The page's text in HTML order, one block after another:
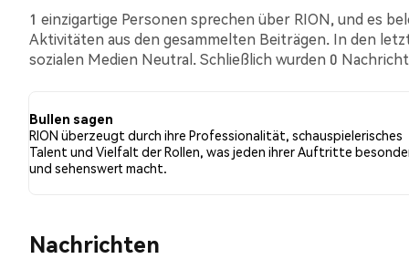
1 einzigartige Personen sprechen über RION, und es
Aktivitäten aus den gesammelten Beiträgen. In den
sozialen Medien Neutral. Schließlich wurden 0
Bullen sagen
RION überzeugt durch ihre Professionalität, schauspielerisches
Talent und Vielfalt der Rollen, was jeden ihrer Auftritte
und sehenswert macht.
Nachrichten